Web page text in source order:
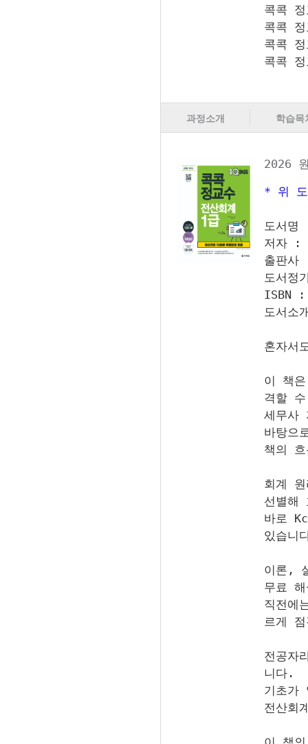
콕콕
콕콕
콕콕
콕콕
과정소개 학습목
2026
* 위 도
도서명
저자 :
출판사
도서
ISBN :
도서소
혼자서
이 책
격할
세무사
바탕으
책의
회계
선별해
바로
있습니
이론,
무료
직전에
르게
전공자
니다.
기초가
전산회